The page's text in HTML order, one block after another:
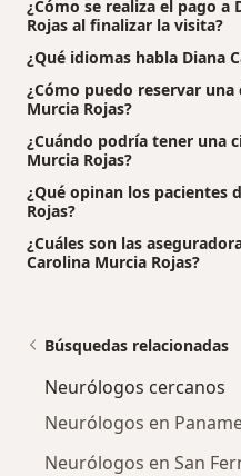
¿Cómo se realiza el pago a
Rojas al finalizar la visita?
¿Qué idiomas habla Diana
¿Cómo puedo reservar
Murcia Rojas?
¿Cuándo podría tener una
Murcia Rojas?
¿Qué opinan los pacientes
Rojas?
¿Cuáles son las
Carolina Murcia Rojas?
Búsquedas relacionadas
Neurólogos cercanos
Neurólogos en
Neurólogos en San